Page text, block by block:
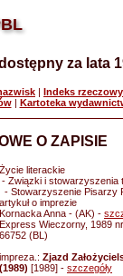
dostępny za lata
| Indeks rzeczowy
| Kartoteka
O ZAPISIE
Życie literackie
- Związki i stowarzyszenia
- Stowarzyszenie Pisarzy
artykuł o imprezie
Kornacka Anna - (AK) -
Express Wieczorny, 1989
66752 (BL)
impreza.: Zjazd
(1989) [1989] - szczegóły